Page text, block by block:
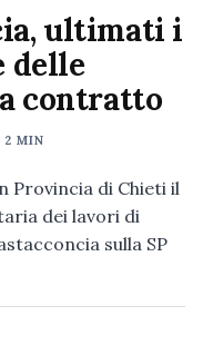
ultimati i
delle
contratto
2 MIN
Provincia di Chieti il
dei lavori di
sulla SP